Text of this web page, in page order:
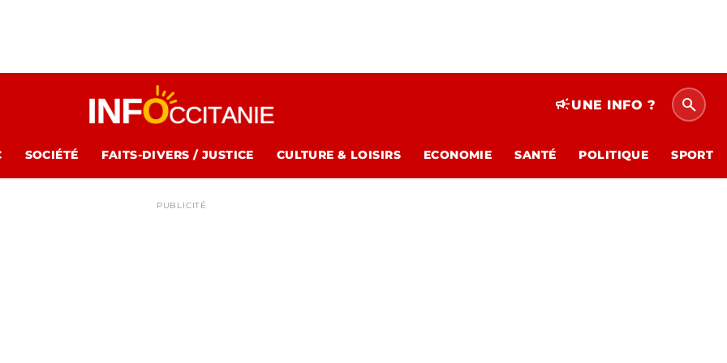
campaignUNE INFO ? search
SOCIÉTÉ FAITS-DIVERS / JUSTICE CULTURE & LOISIRS ECONOMIE SANTÉ POLITIQUE SPORT
PUBLICITÉ